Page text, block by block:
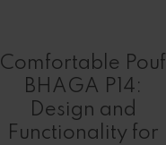
Comfortable Pouf
BHAGA P14:
Design and
Functionality for